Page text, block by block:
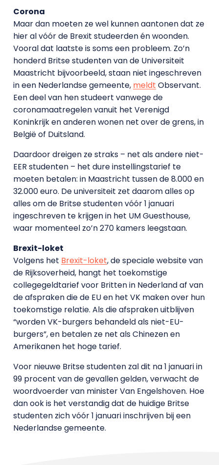
Corona
Maar dan moeten ze wel kunnen aantonen dat ze
hier al vóór de Brexit studeerden én woonden.
Vooral dat laatste is soms een probleem. Zo’n
honderd Britse studenten van de Universiteit
Maastricht bijvoorbeeld, staan niet ingeschreven
in een Nederlandse gemeente, meldt Observant.
Een deel van hen studeert vanwege de
coronamaatregelen vanuit het Verenigd
Koninkrijk en anderen wonen net over de grens, in
België of Duitsland.
Daardoor dreigen ze straks – net als andere niet-
EER studenten – het dure instellingstarief te
moeten betalen: in Maastricht tussen de 8.000 en
32.000 euro. De universiteit zet daarom alles op
alles om de Britse studenten vóór 1 januari
ingeschreven te krijgen in het UM Guesthouse,
waar momenteel zo’n 270 kamers leegstaan.
Brexit-loket
Volgens het Brexit-loket, de speciale website van
de Rijksoverheid, hangt het toekomstige
collegegeldtarief voor Britten in Nederland af van
de afspraken die de EU en het VK maken over hun
toekomstige relatie. Als die afspraken uitblijven
“worden VK-burgers behandeld als niet-EU-
burgers”, en betalen ze net als Chinezen en
Amerikanen het hoge tarief.
Voor nieuwe Britse studenten zal dit na 1 januari in
99 procent van de gevallen gelden, verwacht de
woordvoerder van minister Van Engelshoven. Hoe
dan ook is het verstandig dat de huidige Britse
studenten zich vóór 1 januari inschrijven bij een
Nederlandse gemeente.